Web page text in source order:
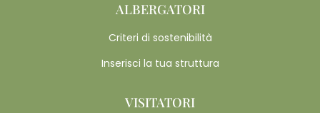
ALBERGATORI
Criteri di sostenibilità
Inserisci la tua struttura
VISITATORI